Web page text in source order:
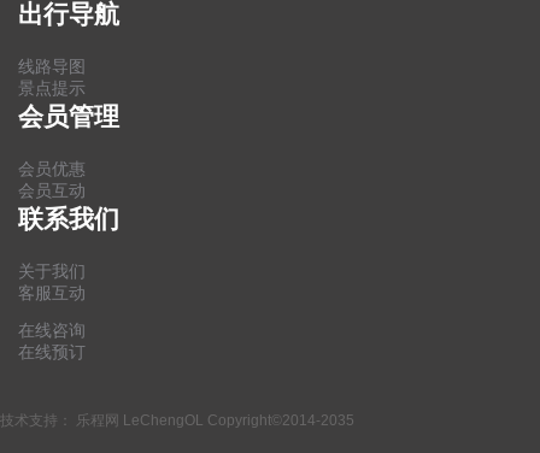
出行导航
线路导图
景点提示
会员管理
会员优惠
会员互动
联系我们
关于我们
客服互动
在线咨询
在线预订
技术支持： 乐程网 LeChengOL Copyright©2014-2035